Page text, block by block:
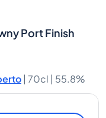
Port Finish
| 70cl | 55.8%